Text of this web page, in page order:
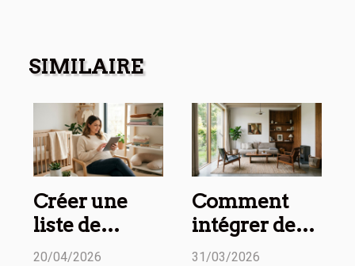
SIMILAIRE
Créer une
liste de
naissance
20/04/2026
Comment
intégrer des
meubles
31/03/2026